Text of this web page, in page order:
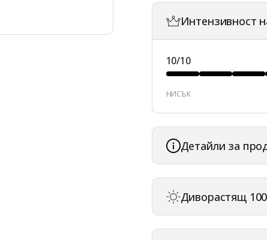
Интензивност
10/10
НИСЪК
Детайли за
Диворастящ